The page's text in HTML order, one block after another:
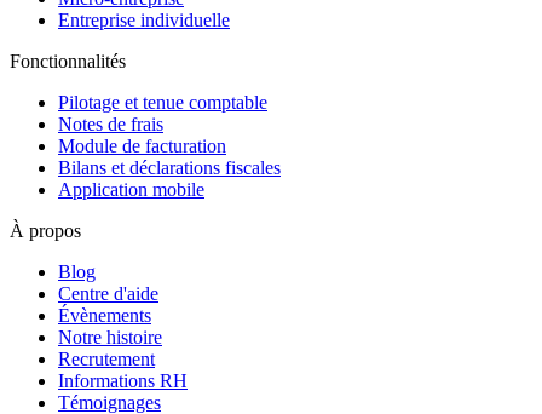
Entreprise individuelle
Fonctionnalités
Pilotage et tenue comptable
Notes de frais
Module de facturation
Bilans et déclarations fiscales
Application mobile
À propos
Blog
Centre d'aide
Évènements
Notre histoire
Recrutement
Informations RH
Témoignages